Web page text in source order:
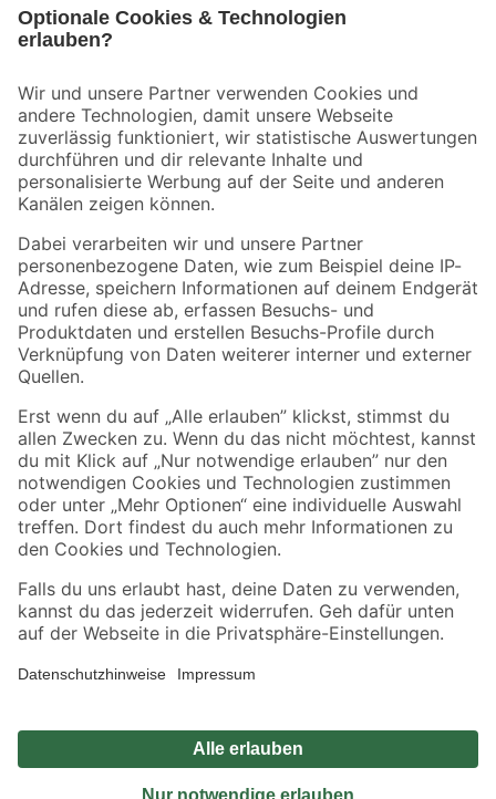
Der toom Newsletter: Keine Angebote und Aktionen mehr verpassen!
Zur Newsletter Anmeldung
Folge uns
Zahlungsarten Versandarten
Sicher einkaufen
Jetzt die toom-App herunterladen
Alle Preisangaben in EUR inkl. gesetzl. MwSt.. Die dargestellten Angebote sind unter
Umständen nicht in allen Märkten verfügbar. Die angegebenen Verfügbarkeiten beziehen
Produkte nur solange der Vorrat reicht.
*Paketversand ab 59 € versandkostenfrei, gilt nicht für Artikel mit Speditionsversand, hier
Privatsphäre Impressum
Nutzungsbedingungen
Widerrufsrecht
Vertrag widerrufen